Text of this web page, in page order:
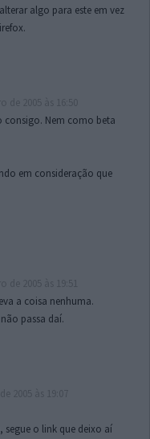
algo para este em vez
consigo. Nem como beta
em consideração que
a coisa nenhuma.
passa daí.
segue o link que deixo aí